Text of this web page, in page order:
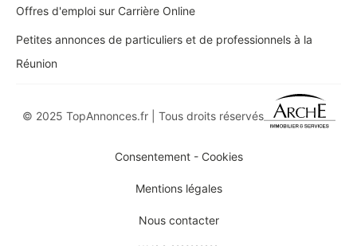
Offres d'emploi sur Carrière Online
Petites annonces de particuliers et de professionnels à la
Réunion
© 2025 TopAnnonces.fr | Tous droits réservés
Consentement - Cookies
Mentions légales
Nous contacter